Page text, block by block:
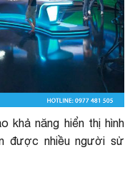
khả năng hiển thị hình
được nhiều người sử